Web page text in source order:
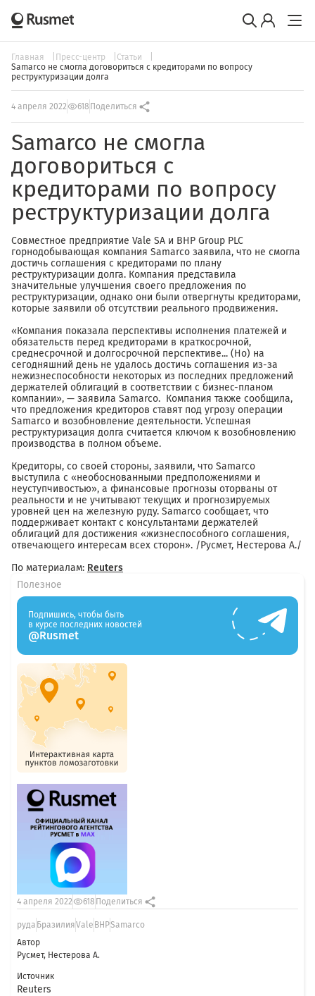
Главная Пресс-центр
Статьи
Samarco не смогла договориться с кредиторами по вопросу
реструктуризации долга
4 апреля 2022 618 Поделиться
Samarco не смогла
договориться с
кредиторами по вопросу
реструктуризации долга
Совместное предприятие Vale SA и BHP Group PLC
горнодобывающая компания Samarco заявила, что не смогла
достичь соглашения с кредиторами по плану
реструктуризации долга. Компания представила
значительные улучшения своего предложения по
реструктуризации, однако они были отвергнуты кредиторами,
которые заявили об отсутствии реального продвижения.
«Компания показала перспективы исполнения платежей и
обязательств перед кредиторами в краткосрочной,
среднесрочной и долгосрочной перспективе... (Но) на
сегодняшний день не удалось достичь соглашения из-за
нежизнеспособности некоторых из последних предложений
держателей облигаций в соответствии с бизнес-планом
компании», — заявила Samarco. Компания также сообщила,
что предложения кредиторов ставят под угрозу операции
Samarco и возобновление деятельности. Успешная
реструктуризация долга считается ключом к возобновлению
производства в полном объеме.
Кредиторы, со своей стороны, заявили, что Samarco
выступила с «необоснованными предположениями и
неуступчивостью», а финансовые прогнозы оторваны от
реальности и не учитывают текущих и прогнозируемых
уровней цен на железную руду. Samarco сообщает, что
поддерживает контакт с консультантами держателей
облигаций для достижения «жизнеспособного соглашения,
отвечающего интересам всех сторон». /Русмет, Нестерова А./
По материалам: Reuters
Автор
Русмет, Нестерова А.
Источник
Reuters
4 апреля 2022 618 Поделиться
руда БразилияVale BHPSamarco
Полезное
Подпишись, чтобы быть
в курсе последних новостей
@Rusmet